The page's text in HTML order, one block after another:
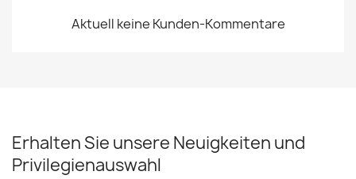
Aktuell keine Kunden-Kommentare
Erhalten Sie unsere Neuigkeiten und
Privilegienauswahl